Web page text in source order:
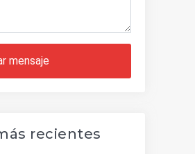
mensaje
recientes